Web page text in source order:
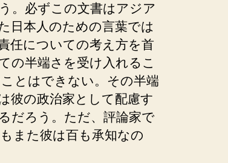
。必ずこの文書はアジア
日本人のための言葉では
任についての考え方を首
の半端さを受け入れるこ
とはできない。その半端
彼の政治家として配慮す
だろう。ただ、評論家で
また彼は百も承知なの